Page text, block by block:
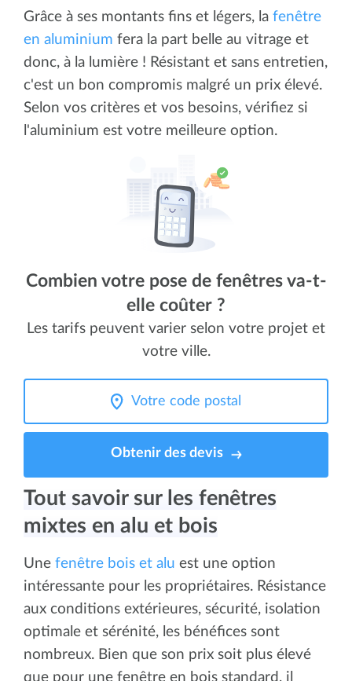
Grâce à ses montants fins et légers, la fenêtre
en aluminium fera la part belle au vitrage et
donc, à la lumière ! Résistant et sans entretien,
c'est un bon compromis malgré un prix élevé.
Selon vos critères et vos besoins, vérifiez si
l'aluminium est votre meilleure option.
Combien votre pose de fenêtres va-t-
elle coûter ?
Les tarifs peuvent varier selon votre projet et
votre ville.
Obtenir des devis
Tout savoir sur les fenêtres
mixtes en alu et bois
Une fenêtre bois et alu est une option
intéressante pour les propriétaires. Résistance
aux conditions extérieures, sécurité, isolation
optimale et sérénité, les bénéfices sont
nombreux. Bien que son prix soit plus élevé
que pour une fenêtre en bois standard, il